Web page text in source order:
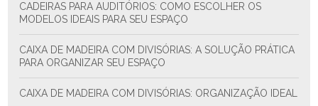
CADEIRAS PARA AUDITÓRIOS: COMO ESCOLHER OS
MODELOS IDEAIS PARA SEU ESPAÇO
CAIXA DE MADEIRA COM DIVISÓRIAS: A SOLUÇÃO PRÁTICA
PARA ORGANIZAR SEU ESPAÇO
CAIXA DE MADEIRA COM DIVISÓRIAS: ORGANIZAÇÃO IDEAL